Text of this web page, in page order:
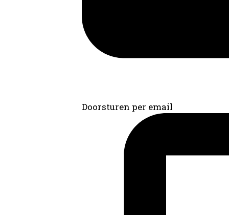
Doorsturen per email